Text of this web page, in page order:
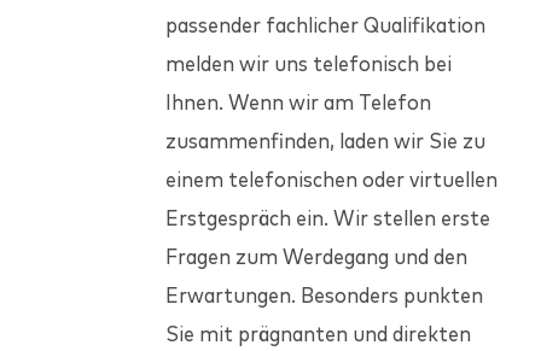
passender fachlicher Qualifikation
melden wir uns telefonisch bei
Ihnen. Wenn wir am Telefon
zusammenfinden, laden wir Sie zu
einem telefonischen oder virtuellen
Erstgespräch ein. Wir stellen erste
Fragen zum Werdegang und den
Erwartungen. Besonders punkten
Sie mit prägnanten und direkten